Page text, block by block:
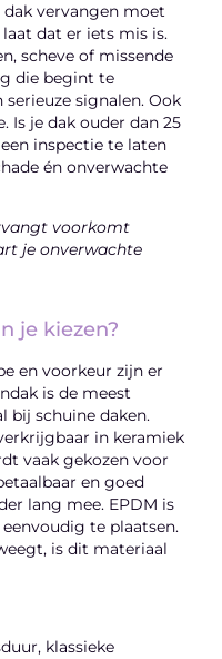
vervangen moet
dat er iets mis is.
scheve of missende
die begint te
signalen. Ook
Is je dak ouder dan 25
inspectie te laten
én onverwachte
voorkomt
je onverwachte
je kiezen?
en voorkeur zijn er
is de meest
bij schuine daken.
in keramiek
vaak gekozen voor
en goed
lang mee. EPDM is
te plaatsen.
is dit materiaal
klassieke